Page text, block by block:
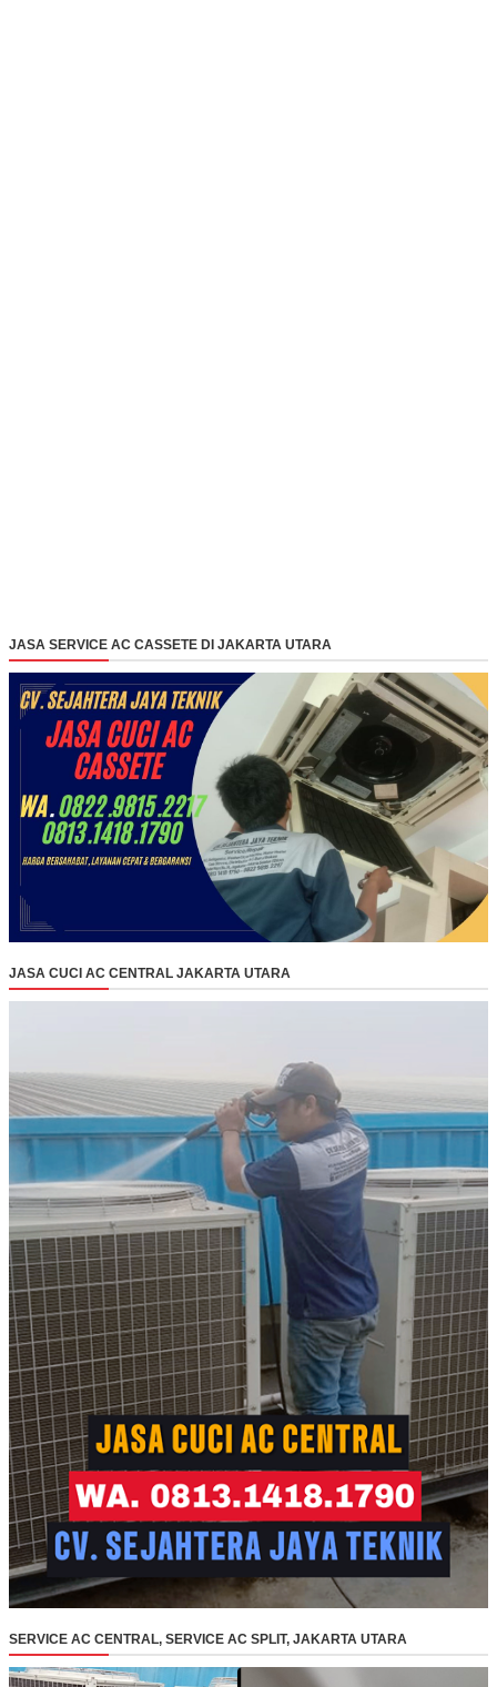
JASA SERVICE AC CASSETE DI JAKARTA UTARA
JASA CUCI AC CENTRAL JAKARTA UTARA
SERVICE AC CENTRAL, SERVICE AC SPLIT, JAKARTA UTARA